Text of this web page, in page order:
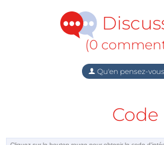
(0
Qu'en pensez-
Code